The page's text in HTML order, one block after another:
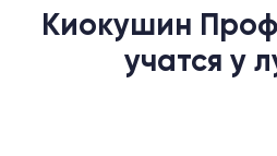
Киокушин
учатся у